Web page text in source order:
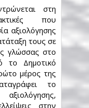
στη
που
αξιολόγησης
τους σε
γλώσσας στο
το Δημοτικό
μέρος της
το
στην